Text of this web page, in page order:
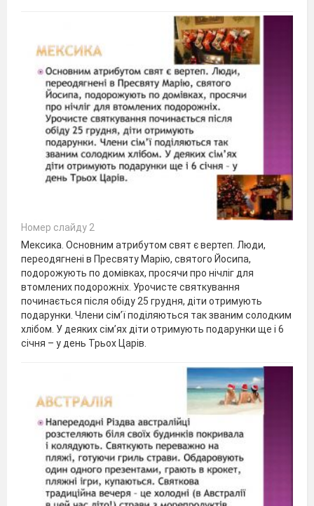
Номер слайду 2
Мексика. Основним атрибутом свят є вертеп. Люди,
переодягнені в Пресвяту Марію, святого Йосипа,
подорожують по домівках, просячи про нічліг для
втомлених подорожніх. Урочисте святкування
починається після обіду 25 грудня, діти отримують
подарунки. Члени сім’ї поділяються так званим солодким
хлібом. У деяких сім’ях діти отримують подарунки ще і 6
січня – у день Трьох Царів.